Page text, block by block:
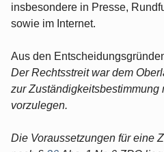
insbesondere in Presse,
sowie im Internet.
Aus den
Der Rechtsstreit war dem
zur Zuständigkeitsbestimmung
vorzulegen.
Die Voraussetzungen für eine